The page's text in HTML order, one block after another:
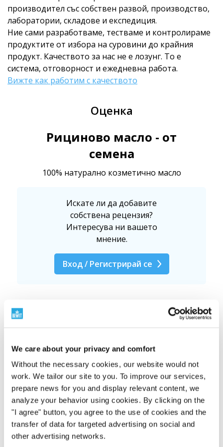
We care about your privacy and comfort
Without the necessary cookies, our website would not
work. We tailor our site to you. To improve our services,
prepare news for you and display relevant content, we
analyze your behavior using cookies. By clicking on the
"I agree" button, you agree to the use of cookies and the
transfer of data for targeted advertising on social and
other advertising networks.
производител със собствен развой, производство,
лаборатории, складове и експедиция.
Ние сами разработваме, тестваме и контролираме
продуктите от избора на суровини до крайния
продукт. Качеството за нас не е лозунг. То е
система, отговорност и ежедневна работа.
Вижте как работим с качеството
Оценка
Рициново масло - от
семена
100% натурално козметично масло
Искате ли да добавите
собствена рецензия?
Интересува ни вашето
мнение.
Вход / Регистрирай се
4.98
4 звезди
3 звезди
2 звезди
1 звезди